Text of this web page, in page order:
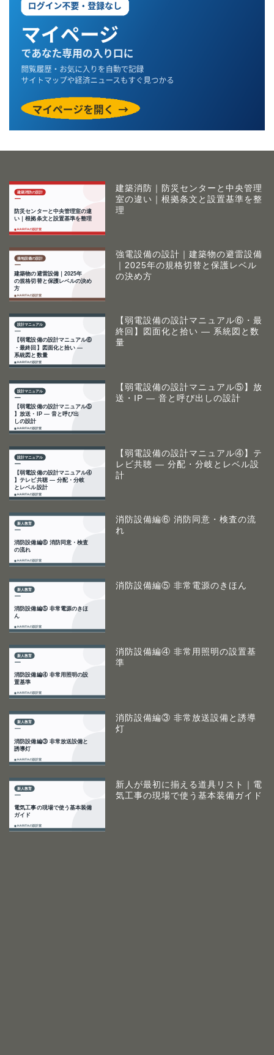
建築消防｜防災センターと中央管理
室の違い｜根拠条文と設置基準を整
理
強電設備の設計｜建築物の避雷設備
｜2025年の規格切替と保護レベル
の決め方
【弱電設備の設計マニュアル⑥・最
終回】図面化と拾い ― 系統図と数
量
【弱電設備の設計マニュアル⑤】放
送・IP ― 音と呼び出しの設計
【弱電設備の設計マニュアル④】テ
レビ共聴 ― 分配・分岐とレベル設
計
消防設備編⑥ 消防同意・検査の流
れ
消防設備編⑤ 非常電源のきほん
消防設備編④ 非常用照明の設置基
準
消防設備編③ 非常放送設備と誘導
灯
新人が最初に揃える道具リスト｜電
気工事の現場で使う基本装備ガイド